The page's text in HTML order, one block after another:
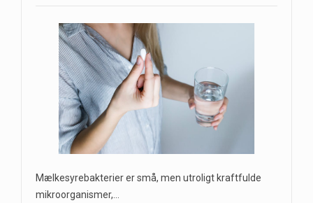
Mælkesyrebakterier er små, men utroligt kraftfulde
mikroorganismer,…